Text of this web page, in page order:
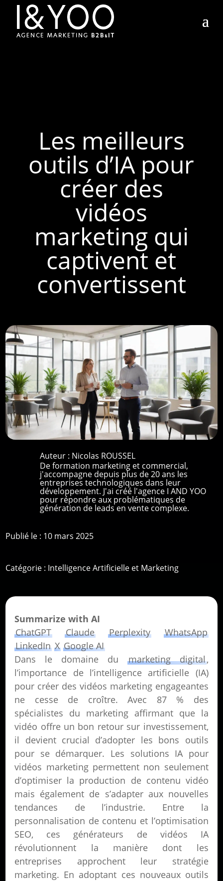
Les meilleurs
outils d’IA pour
créer des
vidéos
marketing qui
captivent et
convertissent
Auteur : Nicolas ROUSSEL
De formation marketing et commercial,
j'accompagne depuis plus de 20 ans les
entreprises technologiques dans leur
développement. J'ai créé l'agence I AND YOO
pour répondre aux problématiques de
génération de leads en vente complexe.
Publié le : 10 mars 2025
Catégorie : Intelligence Artificielle et Marketing
Summarize with AI
ChatGPT
Claude Perplexity
WhatsApp
LinkedIn X Google AI
Dans le domaine dumarketing digital,
l’importance de l’intelligence artificielle (IA)
pour créer des vidéos marketing engageantes
ne cesse de croître. Avec 87 % des
spécialistes du marketing affirmant que la
vidéo offre un bon retour sur investissement,
il devient crucial d’adopter les bons outils
pour se démarquer. Les solutions IA pour
vidéos marketing permettent non seulement
d’optimiser la production de contenu vidéo
mais également de s’adapter aux nouvelles
tendances de l’industrie. Entre la
personnalisation de contenu et l’optimisation
SEO, ces générateurs de vidéos IA
révolutionnent la manière dont les
entreprises approchent leur stratégie
marketing. En adoptant ces nouveaux outils